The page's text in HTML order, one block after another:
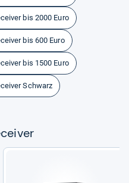
bis 2000 Euro
bis 600 Euro
bis 1500 Euro
Schwarz